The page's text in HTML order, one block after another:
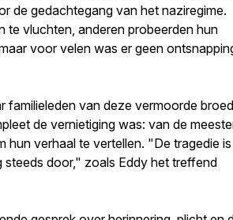
de gedachtegang van het naziregime.
te vluchten, anderen probeerden hun
voor velen was er geen
familieleden van deze vermoorde
de vernietiging was: van de
hun verhaal te vertellen. "De tragedie
steeds door," zoals Eddy het treffend